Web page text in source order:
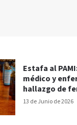
13 de Junio de 2026
Estafa al
médico y
hallazgo de
morfina